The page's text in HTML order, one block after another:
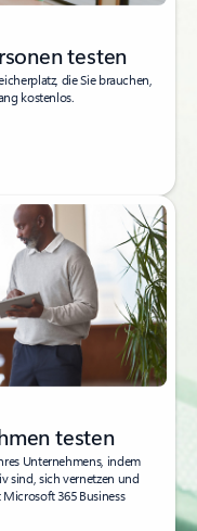
testen
die Sie brauchen,
kostenlos.
testen
Unternehmens, indem
sind, sich vernetzen und
365 Business